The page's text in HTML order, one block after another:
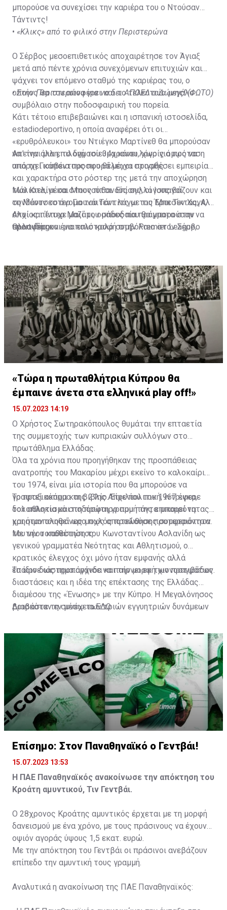
μπορούσε να συνεχίσει την καριέρα του ο Ντούσαν
Τάντιντς!
• «Κλικς» από το φιλικό στην Περιστερώνα
Ο Σέρβος μεσοεπιθετικός αποχαιρέτησε τον Άγιαξ
μετά από πέντε χρόνια συνεχόμενων επιτυχιών και
ψάχνει τον επόμενο σταθμό της καριέρας του, ο
οποίος θα του αποφέρει και το τελευταίο μεγάλο
συμβόλαιο στην ποδοσφαιρική του πορεία.
•Στην Περιστερώνα για να δει ΑΠΟΕΛ ο Δώνης! (ΦΩΤΟ)
Κάτι τέτοιο επιβεβαιώνει και η ισπανική ιστοσελίδα,
estadiodeportivo, η οποία αναφέρει ότι οι
«ερυθρόλευκοι» του Ντιέγκο Μαρτίνεθ θα μπορούσαν
να είναι μια επιλογή του 34χρονου, χωρίς όμως να
υπάρχει κάποια προσφορά μέχρι στιγμής.
Απ' την άλλη, το δημοσίευμα κάνει λόγο για πρόταση
από τη Γιουβέντους που θέλει να προσθέσει εμπειρία
και χαρακτήρα στο ρόστερ της μετά την αποχώρηση
των Κιελίνι και Μπονούτσι. Επίσης, οι Ισπανοί
συνδέουν το όνομα του Τάντιτς με τις Μπεσίκτας, Αλ
Αλχί και Ίντερ Μαϊάμι, ομάδες που θα μπορούσαν να
προσφέρουν ένα πολύ καλό συμβόλαιο στον Σέρβο
Μάλιστα, μέσα στους πιθανούς συλλόγους βάζουν και
τη Μάντσεστερ Γιουνάιτεντ λόγω του Έρικ Τεν Χαγκ, ο
οποίος πέτυχε μαζί του σπουδαία πράγματα στην
Ολλανδία και μια επιστροφή στην Premier League,
sport-fm.gr
«Τώρα η πρωταθλήτρια Κύπρου θα
έμπαινε άνετα στα ελληνικά play off!»
15.07.2023 14:19
Ο Χρήστος Σωτηρακόπουλος θυμάται την επταετία
της συμμετοχής των κυπριακών συλλόγων στο
πρωτάθλημα Ελλάδας.
Όλα τα χρόνια που προηγήθηκαν της προσπάθειας
ανατροπής του Μακαρίου μέχρι εκείνο το καλοκαίρι
του 1974, είναι μία ιστορία που θα μπορούσε να
γραφτεί ακόμα και βιβλίο. Είχε πολιτική, ίντριγκα,
δολοπλοκία και ποδόσφαιρο που πάντα μπορεί να
χρησιμοποιηθεί ως μοχλός προώθησης συμφερόντων.
Το πραξικόπημα της 21ης Απριλίου του 1967 έφερε
τον αθλητισμό στη πρώτη γραμμή της επικαιρότητας
και ήταν ολοφάνερο πως αποτελούσε προτεραιότητα
του νέου καθεστώτος.
Με την τοποθέτηση του Κωνσταντίνου Ασλανίδη ως
γενικού γραμματέα Νεότητας και Αθλητισμού, ο
κρατικός έλεγχος όχι μόνο ήταν εμφανής αλλά
έπαιρνε ως προπαγάνδα και την μορφή χιονοστιβάδας.
Το ίδιο διάστημα άρχισε να παίρνει εκ των πραγμάτων
διαστάσεις και η ιδέα της επέκτασης της Ελλάδας
διαμέσου της «Ένωσης» με την Κύπρο. Η Μεγαλόνησος
βρισκόταν εν μέσω των τριών εγγυητριών δυνάμεων
αποτελεί αποστρατικοποιημένη ζώνη.
Διαβάστε τη συνέχειαΕΔΩ
Επίσημο: Στον Παναθηναϊκό ο Γεντβάι!
15.07.2023 13:53
Η ΠΑΕ Παναθηναϊκός ανακοίνωσε την απόκτηση του
Κροάτη αμυντικού, Τιν Γεντβάι.
Ο 28χρονος Κροάτης αμυντικός έρχεται με τη μορφή
δανεισμού με ένα χρόνο, με τους πράσινους να έχουν
οψιόν αγοράς ύψους 1,5 εκατ. ευρώ.
Με την απόκτηση του Γεντβάι οι πράσινοι ανεβάζουν
επίπεδο την αμυντική τους γραμμή.
Αναλυτικά η ανακοίνωση της ΠΑΕ Παναθηναϊκός: